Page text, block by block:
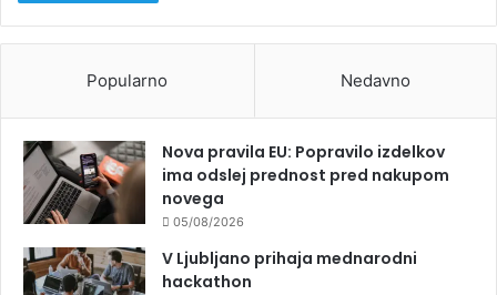
Popularno Nedavno
Nova pravila EU: Popravilo izdelkov
ima odslej prednost pred nakupom
novega
05/08/2026
V Ljubljano prihaja mednarodni
hackathon